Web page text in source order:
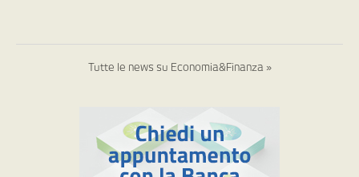
Tutte le news su Economia&Finanza »